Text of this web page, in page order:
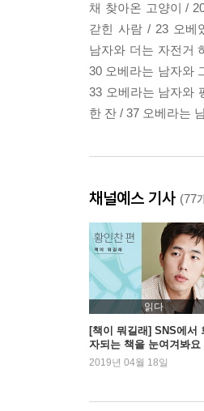
채 찾아온 고양이 /
갇힌 사람 / 23 오베
남자와 더는 자전거
30 오베라는 남자와
33 오베라는 남자와
한 잔 / 37 오베라는
채널예스 기사 (77
읽다
[책이 뭐길래] SNS에서
자되는 책을 눈여겨봐요
황인찬 편
2019년 04월 18일